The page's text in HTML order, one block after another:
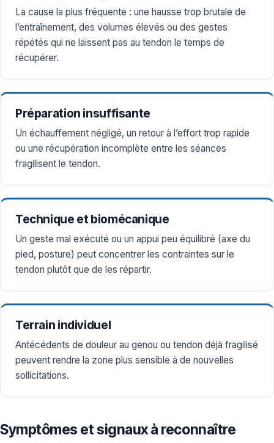
La cause la plus fréquente : une hausse trop brutale de
l’entraînement, des volumes élevés ou des gestes
répétés qui ne laissent pas au tendon le temps de
récupérer.
Préparation insuffisante
Un échauffement négligé, un retour à l’effort trop rapide
ou une récupération incomplète entre les séances
fragilisent le tendon.
Technique et biomécanique
Un geste mal exécuté ou un appui peu équilibré (axe du
pied, posture) peut concentrer les contraintes sur le
tendon plutôt que de les répartir.
Terrain individuel
Antécédents de douleur au genou ou tendon déjà fragilisé
peuvent rendre la zone plus sensible à de nouvelles
sollicitations.
Symptômes et signaux à reconnaître